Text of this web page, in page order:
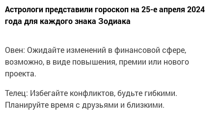
Астрологи представили гороскоп на 25-е апреля 2024
года для каждого знака Зодиака
Овен: Ожидайте изменений в финансовой сфере,
возможно, в виде повышения, премии или нового
проекта.
Телец: Избегайте конфликтов, будьте гибкими.
Планируйте время с друзьями и близкими.